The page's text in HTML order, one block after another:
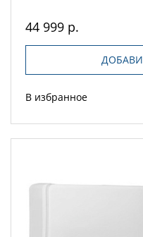
44 999 р.
В избранное